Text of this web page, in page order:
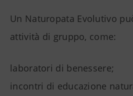
Un Naturopata Evolutivo
attività di gruppo, come:
laboratori di benessere;
incontri di educazione